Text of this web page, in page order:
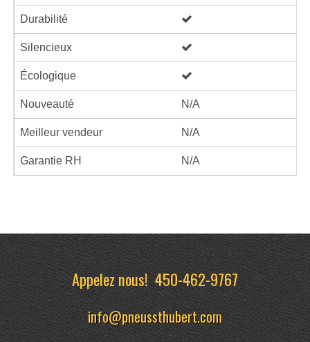
Durabilité
Silencieux
Écologique
Nouveauté N/A
Meilleur vendeur N/A
Garantie RH N/A
Appelez nous!450-462-9767
info@pneussthubert.com